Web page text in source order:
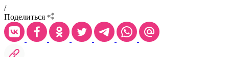
/
Поделиться